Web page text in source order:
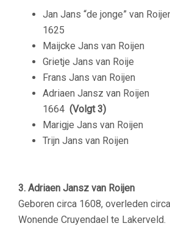
Jan Jans “de jonge” van
1625
Maijcke Jans van Roijen
Grietje Jans van Roije
Frans Jans van Roijen
Adriaen Jansz van
1664 (Volgt 3)
Marigje Jans van
Trijn Jans van Roijen
3. Adriaen Jansz van Roijen
Geboren circa 1608, overleden
Wonende Cruyendael te Lakerveld.